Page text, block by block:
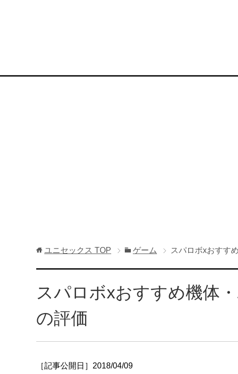
ユニセックス TOP ゲーム スパロボxおすす
スパロボxおすすめ機体
の評価
［記事公開日］2018/04/09